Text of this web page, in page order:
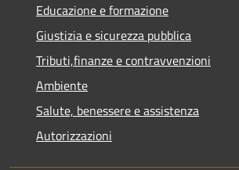
Educazione e formazione
Giustizia e sicurezza pubblica
Tributi,finanze e contravvenzioni
Ambiente
Salute, benessere e assistenza
Autorizzazioni